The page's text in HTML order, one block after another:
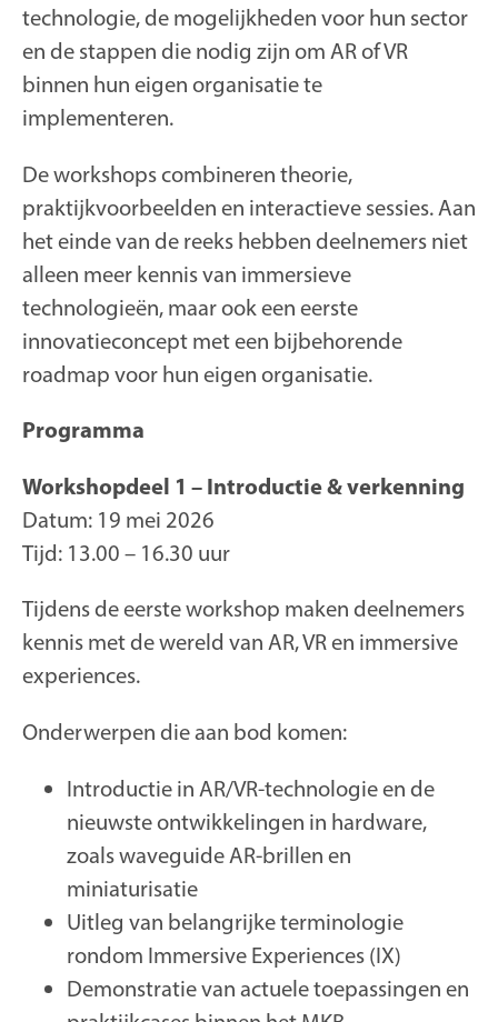
technologie, de mogelijkheden voor hun sector
en de stappen die nodig zijn om AR of VR
binnen hun eigen organisatie te
implementeren.
De workshops combineren theorie,
praktijkvoorbeelden en interactieve sessies. Aan
het einde van de reeks hebben deelnemers niet
alleen meer kennis van immersieve
technologieën, maar ook een eerste
innovatieconcept met een bijbehorende
roadmap voor hun eigen organisatie.
Programma
Workshopdeel 1 – Introductie & verkenning
Datum: 19 mei 2026
Tijd: 13.00 – 16.30 uur
Tijdens de eerste workshop maken deelnemers
kennis met de wereld van AR, VR en immersive
experiences.
Onderwerpen die aan bod komen:
Introductie in AR/VR-technologie en de
nieuwste ontwikkelingen in hardware,
zoals waveguide AR-brillen en
miniaturisatie
Uitleg van belangrijke terminologie
rondom Immersive Experiences (IX)
Demonstratie van actuele toepassingen en